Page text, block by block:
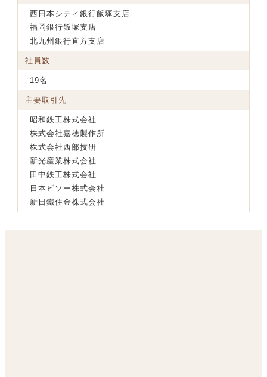
西日本シティ銀行飯塚支店
福岡銀行飯塚支店
北九州銀行直方支店
社員数
19名
主要取引先
昭和鉄工株式会社
株式会社嘉穂製作所
株式会社西部技研
新光産業株式会社
田中鉄工株式会社
日本ビソー株式会社
新日鐵住金株式会社